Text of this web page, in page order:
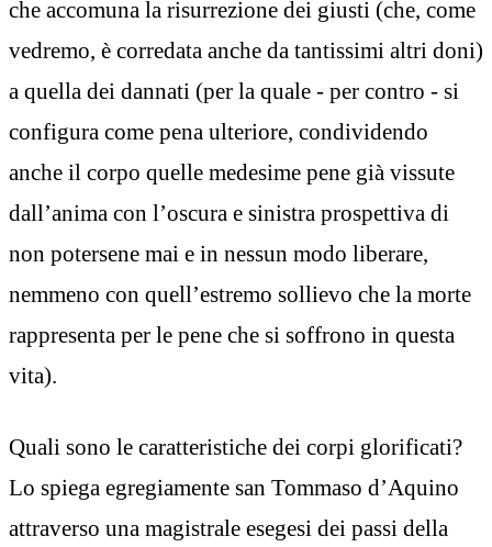
che accomuna la risurrezione dei giusti (che, come
vedremo, è corredata anche da tantissimi altri doni)
a quella dei dannati (per la quale - per contro - si
configura come pena ulteriore, condividendo
anche il corpo quelle medesime pene già vissute
dall’anima con l’oscura e sinistra prospettiva di
non potersene mai e in nessun modo liberare,
nemmeno con quell’estremo sollievo che la morte
rappresenta per le pene che si soffrono in questa
vita).
Quali sono le caratteristiche dei corpi glorificati?
Lo spiega egregiamente san Tommaso d’Aquino
attraverso una magistrale esegesi dei passi della